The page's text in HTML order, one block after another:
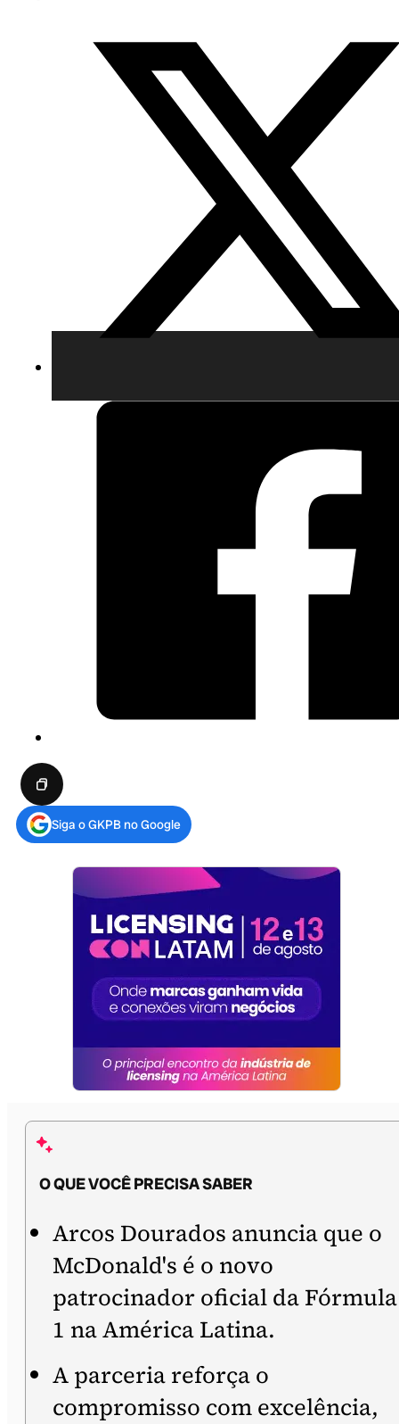
Siga o GKPB no Google
O QUE VOCÊ PRECISA SABER
Arcos Dourados anuncia que o
McDonald's é o novo
patrocinador oficial da Fórmula
1 na América Latina.
A parceria reforça o
compromisso com excelência,